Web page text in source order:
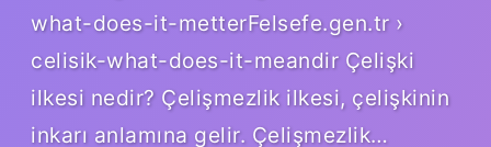
what-does-it-metterFelsefe.gen.tr ›
celisik-what-does-it-meandir Çelişki
ilkesi nedir? Çelişmezlik ilkesi, çelişkinin
inkarı anlamına gelir. Çelişmezlik…